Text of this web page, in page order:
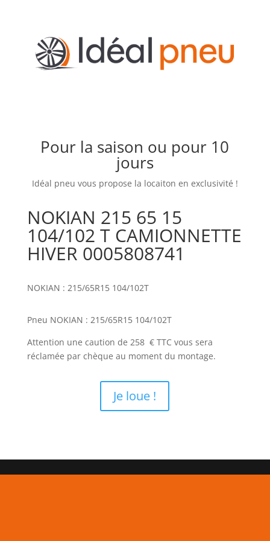
Pour la saison ou pour 10
jours
Idéal pneu vous propose la locaiton en exclusivité !
NOKIAN 215 65 15
104/102 T CAMIONNETTE
HIVER 0005808741
NOKIAN : 215/65R15 104/102T
Pneu NOKIAN : 215/65R15 104/102T
Attention une caution de 258 € TTC vous sera
réclamée par chèque au moment du montage.
Je loue !